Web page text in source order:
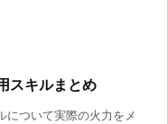
スキルまとめ
ついて実際の火力をメ